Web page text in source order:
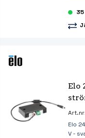
Elo
Elo
V -